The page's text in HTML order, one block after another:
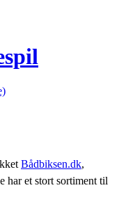
Bådbiksen.dk,
har et stort sortiment til